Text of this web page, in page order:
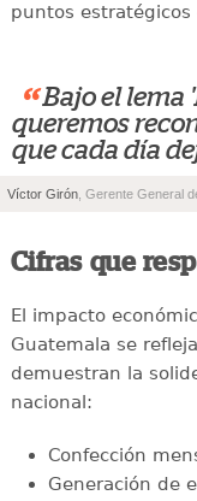
puntos
“ Bajo el lema
queremos
que cada día
Víctor Girón , Gerente General
Cifras que
El impacto
Guatemala se
demuestran la
nacional:
Confección
Generación de